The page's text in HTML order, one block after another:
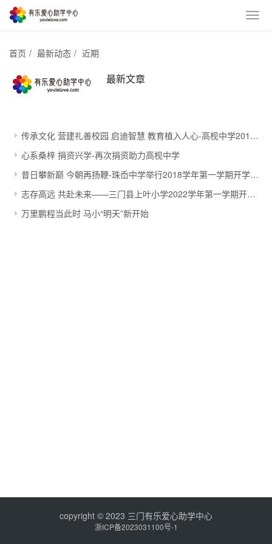
首页 / 最新动态 / 近期
最新文章
传承文化 营建礼善校园 启迪智慧 教育植入人心-高枧中学2019学年秋季开学典礼暨表彰大会
心系桑梓 捐资兴学-再次捐资助力高枧中学
昔日攀新巅 今朝再扬鞭-珠岙中学举行2018学年第一学期开学典礼
志存高远 共赴未来——三门县上叶小学2022学年第一学期开学典礼暨乡贤“思源”奖学金颁奖仪式
万里鹏程当此时 马小“明天”新开始
copyright © 2023 三门有乐爱心助学中心
浙ICP备2023031100号-1